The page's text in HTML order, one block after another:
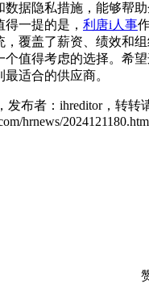
数据隐私措施，能够帮
一提的是， 利唐i人事
，覆盖了薪资、绩效和
个值得考虑的选择。希
适合的供应商。
布者：ihreditor，转转
hrnews/